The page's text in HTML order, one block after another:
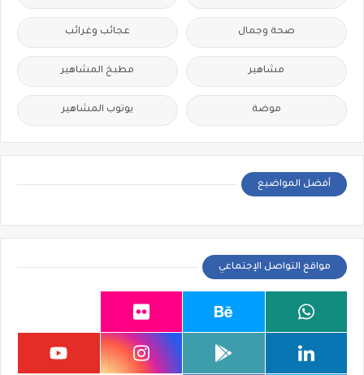
صحة وجمال عجائب وغرائب
مشاهير مطبخ المشاهير
موضة يوتوب المشاهير
أفضل المواضيع
مواقع التواصل الإجتماعي